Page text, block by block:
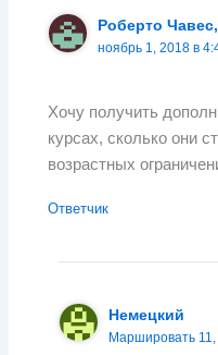
Роберто
ноябрь 1, 2018 в
Хочу получить
курсах, сколько они
возрастных
Ответчик
Немецкий
Маршировать